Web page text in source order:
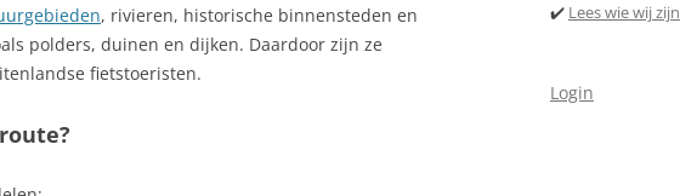
, rivieren, historische binnensteden en
polders, duinen en dijken. Daardoor zijn ze
fietstoeristen.
✔️ Lees wie wij zijn
Login